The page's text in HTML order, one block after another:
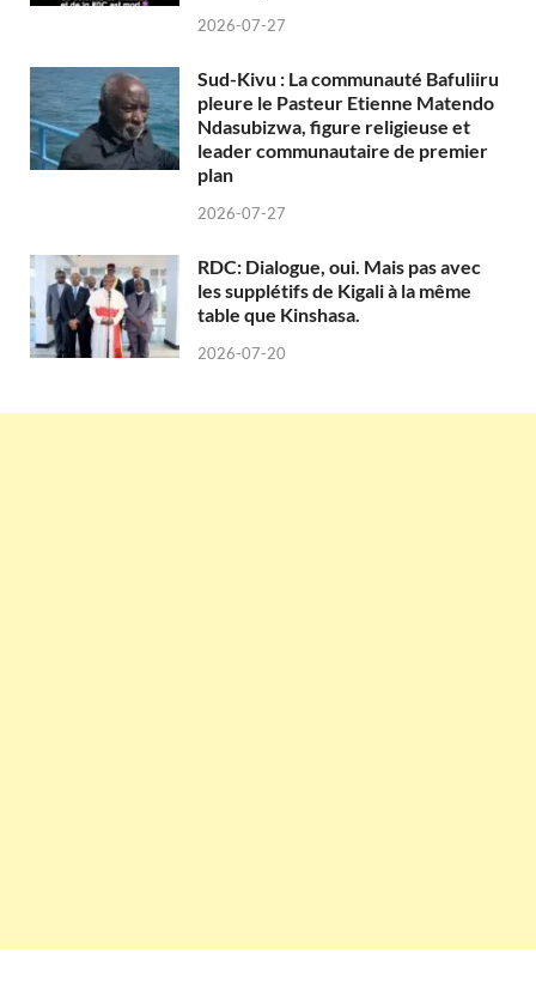
2026-07-27
Sud-Kivu : La communauté Bafuliiru
pleure le Pasteur Etienne Matendo
Ndasubizwa, figure religieuse et
leader communautaire de premier
plan
2026-07-27
RDC: Dialogue, oui. Mais pas avec
les supplétifs de Kigali à la même
table que Kinshasa.
2026-07-20